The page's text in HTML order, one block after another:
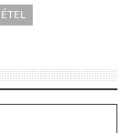
ÉTEL